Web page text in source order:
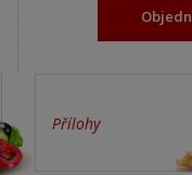
Přílohy